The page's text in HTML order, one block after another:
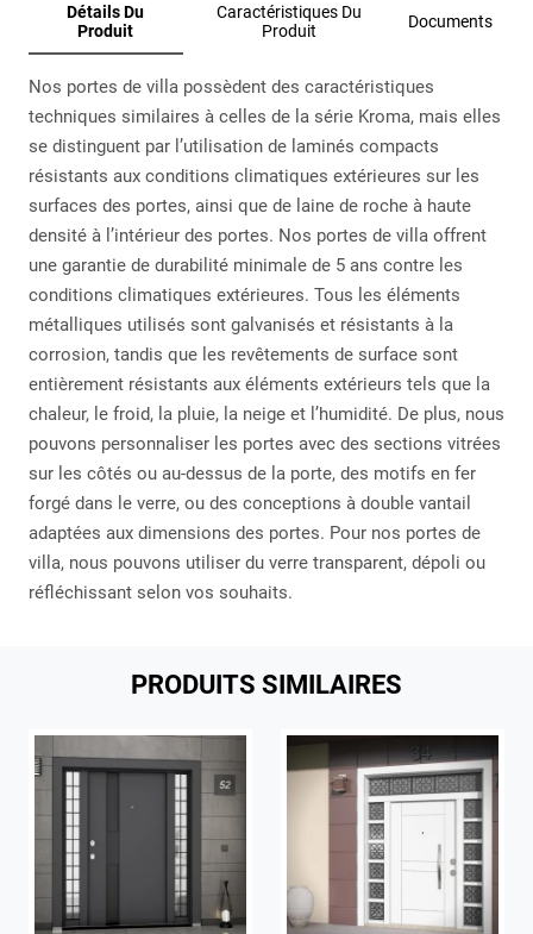
Détails Du
Produit
Caractéristiques Du
Produit
Documents
Nos portes de villa possèdent des caractéristiques
techniques similaires à celles de la série Kroma, mais elles
se distinguent par l’utilisation de laminés compacts
résistants aux conditions climatiques extérieures sur les
surfaces des portes, ainsi que de laine de roche à haute
densité à l’intérieur des portes. Nos portes de villa offrent
une garantie de durabilité minimale de 5 ans contre les
conditions climatiques extérieures. Tous les éléments
métalliques utilisés sont galvanisés et résistants à la
corrosion, tandis que les revêtements de surface sont
entièrement résistants aux éléments extérieurs tels que la
chaleur, le froid, la pluie, la neige et l’humidité. De plus, nous
pouvons personnaliser les portes avec des sections vitrées
sur les côtés ou au-dessus de la porte, des motifs en fer
forgé dans le verre, ou des conceptions à double vantail
adaptées aux dimensions des portes. Pour nos portes de
villa, nous pouvons utiliser du verre transparent, dépoli ou
réfléchissant selon vos souhaits.
PRODUITS SIMILAIRES